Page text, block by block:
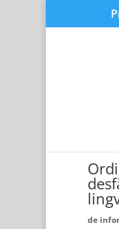
de